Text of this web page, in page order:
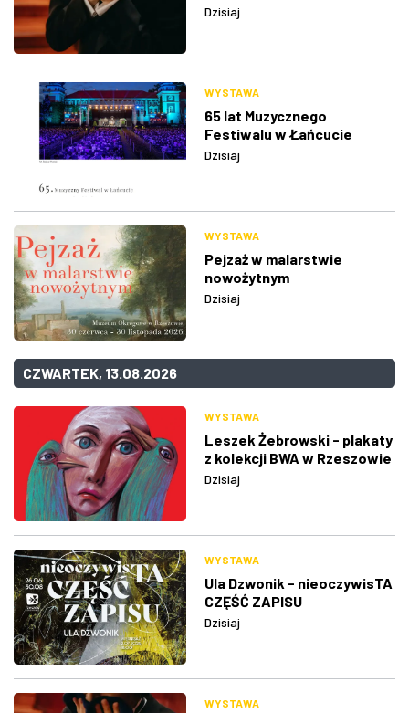
Dzisiaj
WYSTAWA
65 lat Muzycznego
Festiwalu w Łańcucie
Dzisiaj
WYSTAWA
Pejzaż w malarstwie
nowożytnym
Dzisiaj
CZWARTEK, 13.08.2026
WYSTAWA
Leszek Żebrowski - plakaty
z kolekcji BWA w Rzeszowie
Dzisiaj
WYSTAWA
Ula Dzwonik - nieoczywisTA
CZĘŚĆ ZAPISU
Dzisiaj
WYSTAWA